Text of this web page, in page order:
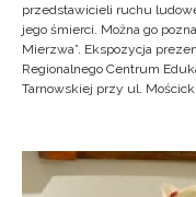
przedstawicieli ruchu
jego śmierci. Można go
Mierzwa”. Ekspozycja
Regionalnego Centrum
Tarnowskiej przy ul.